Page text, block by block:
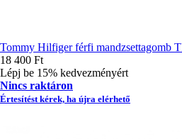
Tommy Hilfiger férfi mandzsettagomb
18 400 Ft
Lépj be 15% kedvezményért
Nincs raktáron
Értesítést kérek, ha újra elérhető